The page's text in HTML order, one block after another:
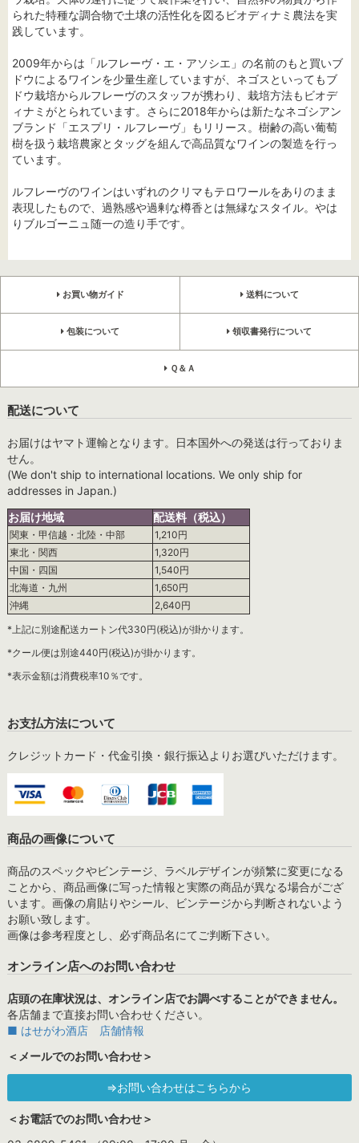
られた特種な調合物で土壌の活性化を図るビオディナミ農法を実
践しています。
2009年からは「ルフレーヴ・エ・アソシエ」の名前のもと買いブ
ドウによるワインを少量生産していますが、ネゴスといってもブ
ドウ栽培からルフレーヴのスタッフが携わり、栽培方法もビオデ
ィナミがとられています。さらに2018年からは新たなネゴシアン
ブランド「エスプリ・ルフレーヴ」もリリース。樹齢の高い葡萄
樹を扱う栽培農家とタッグを組んで高品質なワインの製造を行っ
ています。
ルフレーヴのワインはいずれのクリマもテロワールをありのまま
表現したもので、過熟感や過剰な樽香とは無縁なスタイル。やは
りブルゴーニュ随一の造り手です。
お買い物ガイド 送料について
包装について 領収書発行について
Ｑ＆Ａ
配送について
お届けはヤマト運輸となります。日本国外への発送は行っておりま
せん。
(We don't ship to international locations. We only ship for
addresses in Japan.)
お届け地域
配送料（税込）
関東・甲信越・北陸・中部
1,210円
東北・関西
1,320円
中国・四国
1,540円
北海道・九州
1,650円
沖縄
2,640円
*上記に別途配送カートン代330円(税込)が掛かります。
*クール便は別途440円(税込)が掛かります。
*表示金額は消費税率10％です。
お支払方法について
クレジットカード・代金引換・銀行振込よりお選びいただけます。
商品の画像について
商品のスペックやビンテージ、ラベルデザインが頻繁に変更になる
ことから、商品画像に写った情報と実際の商品が異なる場合がござ
います。画像の肩貼りやシール、ビンテージから判断されないよう
お願い致します。
画像は参考程度とし、必ず商品名にてご判断下さい。
オンライン店へのお問い合わせ
店頭の在庫状況は、オンライン店でお調べすることができません。
各店舗まで直接お問い合わせください。
■ はせがわ酒店 店舗情報
＜メールでのお問い合わせ＞
⇒お問い合わせはこちらから
＜お電話でのお問い合わせ＞